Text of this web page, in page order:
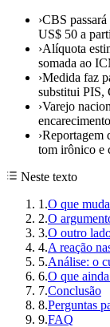
›CBS
US$ 50 a
›Alíquota
somada ao
›Medida faz
substitui PIS,
›Varejo
›Reportagem
tom irônico e
Neste texto
1 .O que
2.O
3.O outro
4.A reação
5.Análise: o
6.O que
7.Conclusão
8.Perguntas
9.FAQ